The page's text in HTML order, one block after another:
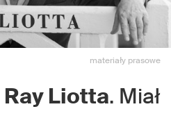
materiały prasowe
Ray Liotta. Miał